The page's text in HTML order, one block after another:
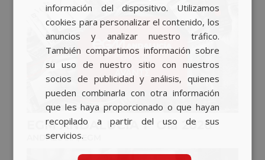
EGM ANDALUCÍA 1ª Ola 2026
ANDALUCÍA,EGM
ENGLISH
información del dispositivo. Utilizamos
cookies para personalizar el contenido, los
anuncios y analizar nuestro tráfico.
También compartimos información sobre
su uso de nuestro sitio con nuestros
socios de publicidad y análisis, quienes
pueden combinarla con otra información
que les haya proporcionado o que hayan
recopilado a partir del uso de sus
servicios.